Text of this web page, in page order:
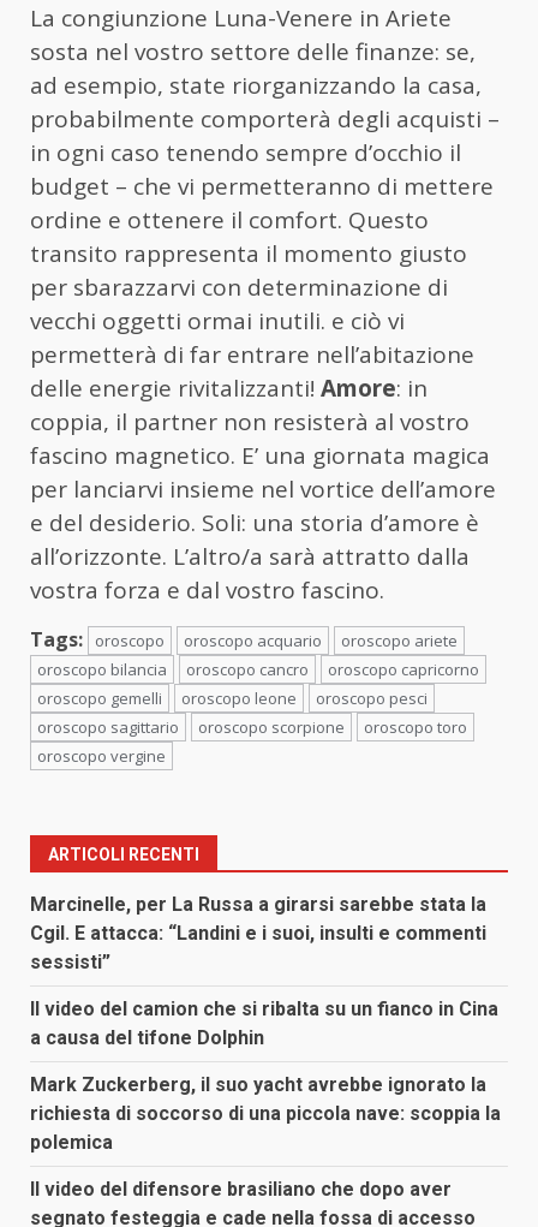
La congiunzione Luna-Venere in Ariete
sosta nel vostro settore delle finanze: se,
ad esempio, state riorganizzando la casa,
probabilmente comporterà degli acquisti –
in ogni caso tenendo sempre d’occhio il
budget – che vi permetteranno di mettere
ordine e ottenere il comfort. Questo
transito rappresenta il momento giusto
per sbarazzarvi con determinazione di
vecchi oggetti ormai inutili. e ciò vi
permetterà di far entrare nell’abitazione
delle energie rivitalizzanti! Amore: in
coppia, il partner non resisterà al vostro
fascino magnetico. E’ una giornata magica
per lanciarvi insieme nel vortice dell’amore
e del desiderio. Soli: una storia d’amore è
all’orizzonte. L’altro/a sarà attratto dalla
vostra forza e dal vostro fascino.
Tags: oroscopo oroscopo acquario
oroscopo ariete
oroscopo bilancia
oroscopo cancro
oroscopo capricorno
oroscopo gemelli
oroscopo leone
oroscopo pesci
oroscopo sagittario
oroscopo scorpione
oroscopo toro
oroscopo vergine
ARTICOLI RECENTI
Marcinelle, per La Russa a girarsi sarebbe stata la
Cgil. E attacca: “Landini e i suoi, insulti e commenti
sessisti”
Il video del camion che si ribalta su un fianco in Cina
a causa del tifone Dolphin
Mark Zuckerberg, il suo yacht avrebbe ignorato la
richiesta di soccorso di una piccola nave: scoppia la
polemica
Il video del difensore brasiliano che dopo aver
segnato festeggia e cade nella fossa di accesso